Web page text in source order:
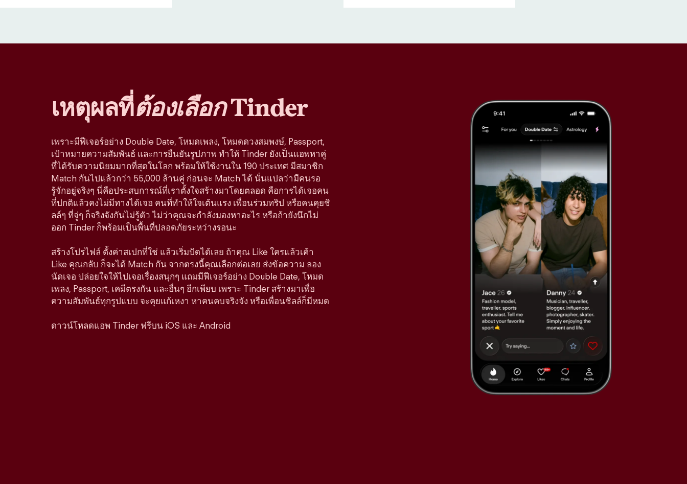
เหตุผลที่ต้องเลือกTinder
เพราะมีฟีเจอร์อย่าง Double Date, โหมดเพลง, โหมดดวงสมพงษ์, Passport,
เป้าหมายความสัมพันธ์ และการยืนยันรูปภาพ ทำให้ Tinder ยังเป็นแอพหาคู่
ที่ได้รับความนิยมมากที่สุดในโลก พร้อมให้ใช้งานใน 190 ประเทศ มีสมาชิก
Match กันไปแล้วกว่า 55,000 ล้านคู่ ก่อนจะ Match ได้ นั่นแปลว่ามีคนรอ
รู้จักอยู่จริงๆ นี่คือประสบการณ์ที่เราตั้งใจสร้างมาโดยตลอด คือการได้เจอคน
ที่ปกติแล้วคงไม่มีทางได้เจอ คนที่ทำให้ใจเต้นแรง เพื่อนร่วมทริป หรือคนคุยชิ
ลล์ๆ ที่จู่ๆ ก็จริงจังกันไม่รู้ตัว ไม่ว่าคุณจะกำลังมองหาอะไร หรือถ้ายังนึกไม่
ออก Tinder ก็พร้อมเป็นพื้นที่ปลอดภัยระหว่างรอนะ
สร้างโปรไฟล์ ตั้งค่าสเปกที่ใช่ แล้วเริ่มปัดได้เลย ถ้าคุณ Like ใครแล้วเค้า
Like คุณกลับ ก็จะได้ Match กัน จากตรงนี้คุณเลือกต่อเลย ส่งข้อความ ลอง
นัดเจอ ปล่อยใจให้ไปเจอเรื่องสนุกๆ แถมมีฟีเจอร์อย่าง Double Date, โหมด
เพลง, Passport, เคมีตรงกัน และอื่นๆ อีกเพียบ เพราะ Tinder สร้างมาเพื่อ
ความสัมพันธ์ทุกรูปแบบ จะคุยแก้เหงา หาคนคบจริงจัง หรือเพื่อนชิลล์ก็มีหมด
ดาวน์โหลดแอพ Tinder ฟรีบน iOS และ Android